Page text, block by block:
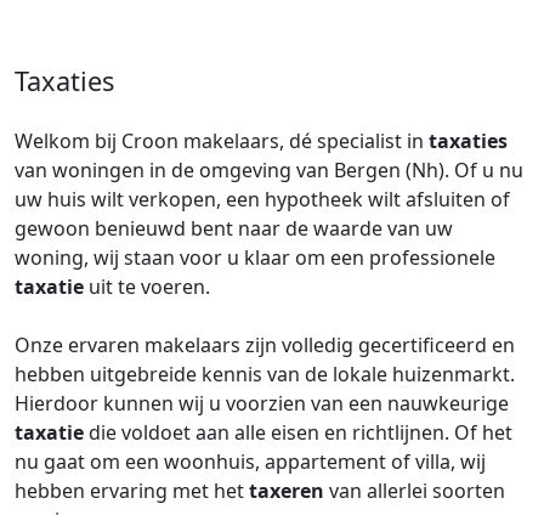
Taxaties
Welkom bij Croon makelaars, dé specialist in taxaties
van woningen in de omgeving van Bergen (Nh). Of u nu
uw huis wilt verkopen, een hypotheek wilt afsluiten of
gewoon benieuwd bent naar de waarde van uw
woning, wij staan voor u klaar om een professionele
taxatie uit te voeren.
Onze ervaren makelaars zijn volledig gecertificeerd en
hebben uitgebreide kennis van de lokale huizenmarkt.
Hierdoor kunnen wij u voorzien van een nauwkeurige
taxatiedie voldoet aan alle eisen en richtlijnen. Of het
nu gaat om een woonhuis, appartement of villa, wij
hebben ervaring met hettaxeren van allerlei soorten